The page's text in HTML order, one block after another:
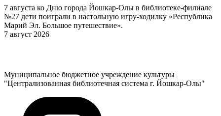
7 августа ко Дню города Йошкар-Олы в библиотеке-филиале
№27 дети поиграли в настольную игру-ходилку «Республика
Марий Эл. Большое путешествие».
7 август 2026
Муниципальное бюджетное учреждение культуры
"Централизованная библиотечная система г. Йошкар-Олы"